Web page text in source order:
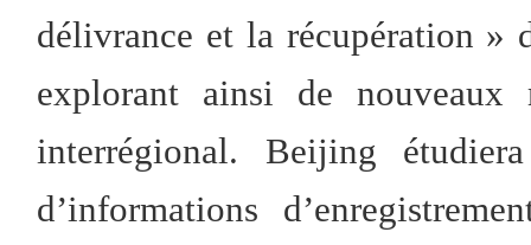
délivrance et la récupération »
explorant ainsi de nouveaux
interrégional. Beijing
d’informations